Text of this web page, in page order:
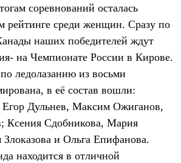
соревнований осталась
рейтинге среди женщин. Сразу по
наших победителей ждут
на Чемпионате России в Кирове.
ледолазанию из восьми
в её состав вошли:
Дульнев, Максим Ожиганов,
Ксения Сдобникова, Мария
и Ольга Епифанова.
находится в отличной